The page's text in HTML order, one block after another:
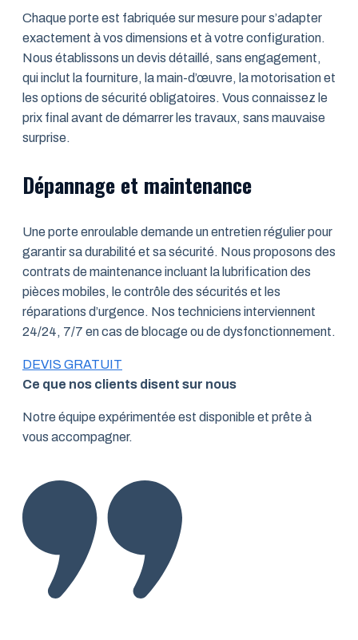
Chaque porte est fabriquée sur mesure pour s’adapter
exactement à vos dimensions et à votre configuration.
Nous établissons un devis détaillé, sans engagement,
qui inclut la fourniture, la main-d’œuvre, la motorisation et
les options de sécurité obligatoires. Vous connaissez le
prix final avant de démarrer les travaux, sans mauvaise
surprise.
Dépannage et maintenance
Une porte enroulable demande un entretien régulier pour
garantir sa durabilité et sa sécurité. Nous proposons des
contrats de maintenance incluant la lubrification des
pièces mobiles, le contrôle des sécurités et les
réparations d’urgence. Nos techniciens interviennent
24/24, 7/7 en cas de blocage ou de dysfonctionnement.
DEVIS GRATUIT
Ce que nos clients disent sur nous
Notre équipe expérimentée est disponible et prête à
vous accompagner.